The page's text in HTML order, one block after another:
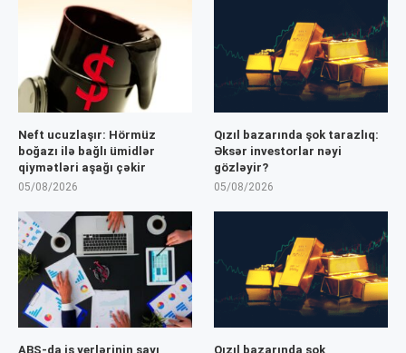
Neft ucuzlaşır: Hörmüz
boğazı ilə bağlı ümidlər
qiymətləri aşağı çəkir
05/08/2026
Qızıl bazarında şok tarazlıq:
Əksər investorlar nəyi
gözləyir?
05/08/2026
ABŞ-da iş yerlərinin sayı
Qızıl bazarında şok